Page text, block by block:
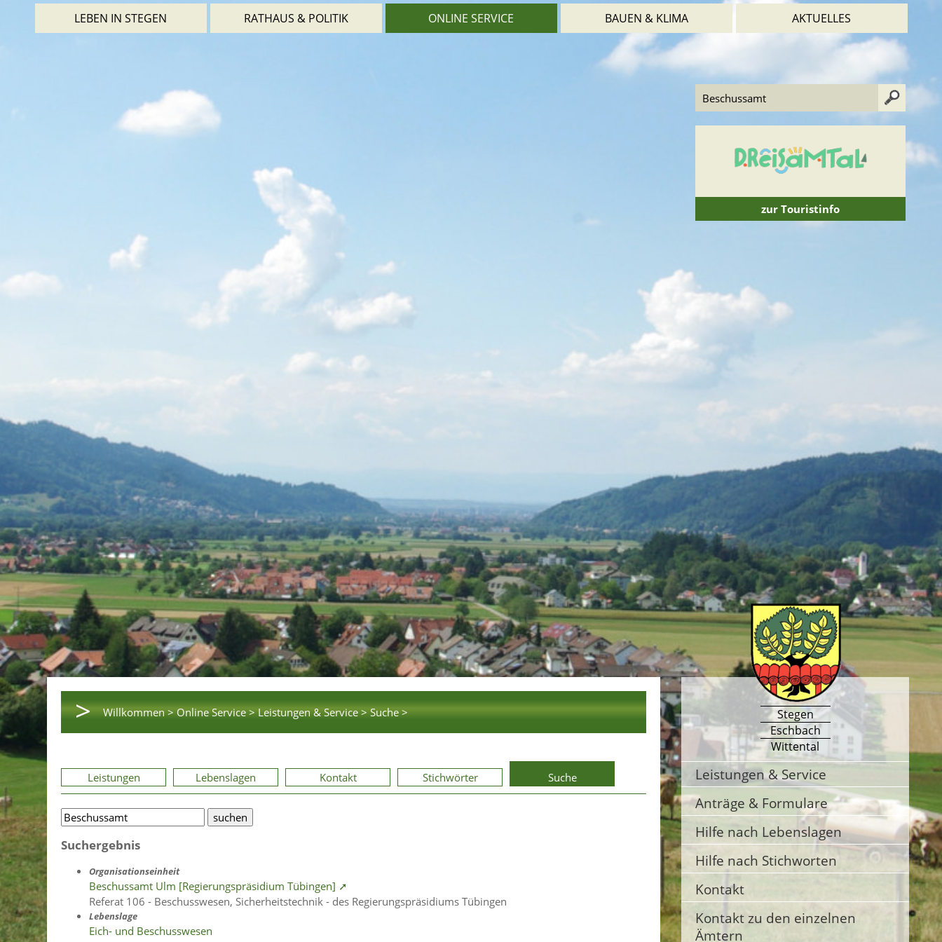
LEBEN IN STEGEN RATHAUS & POLITIK ONLINE SERVICE BAUEN & KLIMA AKTUELLES
zur Touristinfo
> Willkommen > Online Service > Leistungen & Service > Suche >
Leistungen Lebenslagen Kontakt Stichwörter Suche
Suchergebnis
Organisationseinheit
Beschussamt Ulm [Regierungspräsidium Tübingen] ➚
Referat 106 - Beschusswesen, Sicherheitstechnik - des Regierungspräsidiums Tübingen
Lebenslage
Eich- und Beschusswesen
Stegen
Eschbach
Wittental
Leistungen & Service
Anträge & Formulare
Hilfe nach Lebenslagen
Hilfe nach Stichworten
Kontakt
Kontakt zu den einzelnen
Ämtern